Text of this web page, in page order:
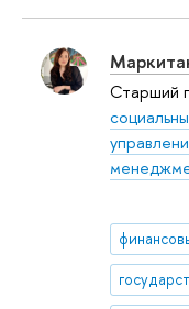
Старший